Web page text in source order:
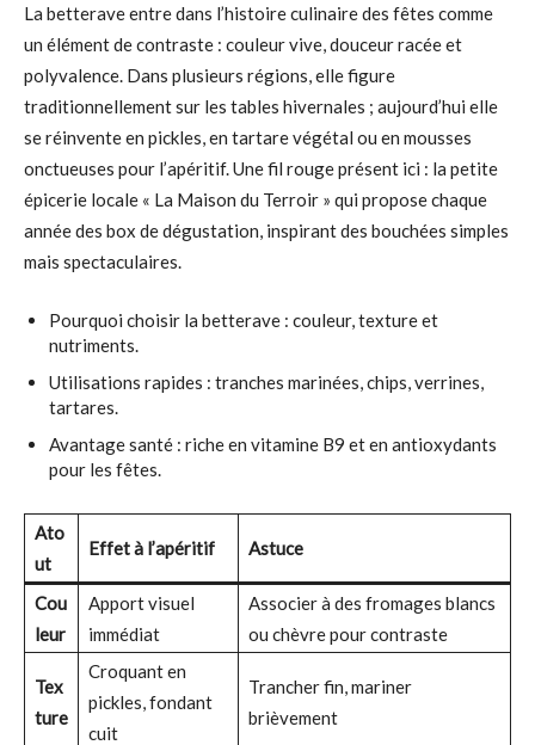
La betterave entre dans l’histoire culinaire des fêtes comme
un élément de contraste : couleur vive, douceur racée et
polyvalence. Dans plusieurs régions, elle figure
traditionnellement sur les tables hivernales ; aujourd’hui elle
se réinvente en pickles, en tartare végétal ou en mousses
onctueuses pour l’apéritif. Une fil rouge présent ici : la petite
épicerie locale « La Maison du Terroir » qui propose chaque
année des box de dégustation, inspirant des bouchées simples
mais spectaculaires.
Pourquoi choisir la betterave : couleur, texture et
nutriments.
Utilisations rapides : tranches marinées, chips, verrines,
tartares.
Avantage santé : riche en vitamine B9 et en antioxydants
pour les fêtes.
Ato
ut
Effet à l’apéritif Astuce
Cou
leur
Apport visuel
immédiat
Associer à des fromages blancs
ou chèvre pour contraste
Tex
ture
Croquant en
pickles, fondant
cuit
Trancher fin, mariner
brièvement